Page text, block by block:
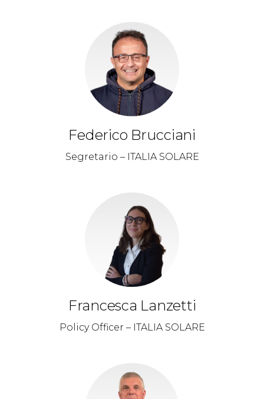
Federico Brucciani
Segretario – ITALIA SOLARE
Francesca Lanzetti
Policy Officer – ITALIA SOLARE